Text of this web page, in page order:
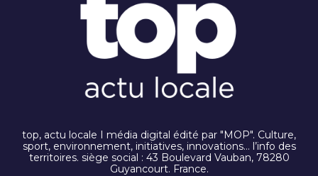
top, actu locale I média digital édité par "MOP". Culture,
sport, environnement, initiatives, innovations… l’info des
territoires. siège social : 43 Boulevard Vauban, 78280
Guyancourt. France.